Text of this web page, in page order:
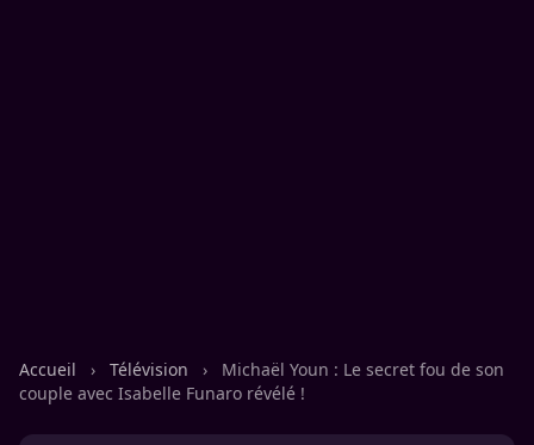
Accueil › Télévision ›
Michaël Youn : Le secret fou de son
couple avec Isabelle Funaro révélé !